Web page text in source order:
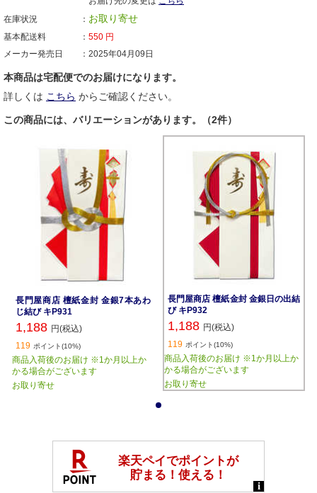
在庫状況
お取り寄せ
基本配送料 550 円
メーカー発売日
2025年04月09日
本商品は宅配便でのお届けになります。
詳しくは こちら からご確認ください。
この商品には、バリエーションがあります。（2件）
長門屋商店 檀紙金封 金銀7本あわ
じ結び キP931
1,188 円(税込)
119 ポイント(10%)
商品入荷後のお届け ※1か月以上か
かる場合がございます
お取り寄せ
長門屋商店 檀紙金封 金銀日の出結
び キP932
1,188 円(税込)
119 ポイント(10%)
商品入荷後のお届け ※1か月以上か
かる場合がございます
お取り寄せ